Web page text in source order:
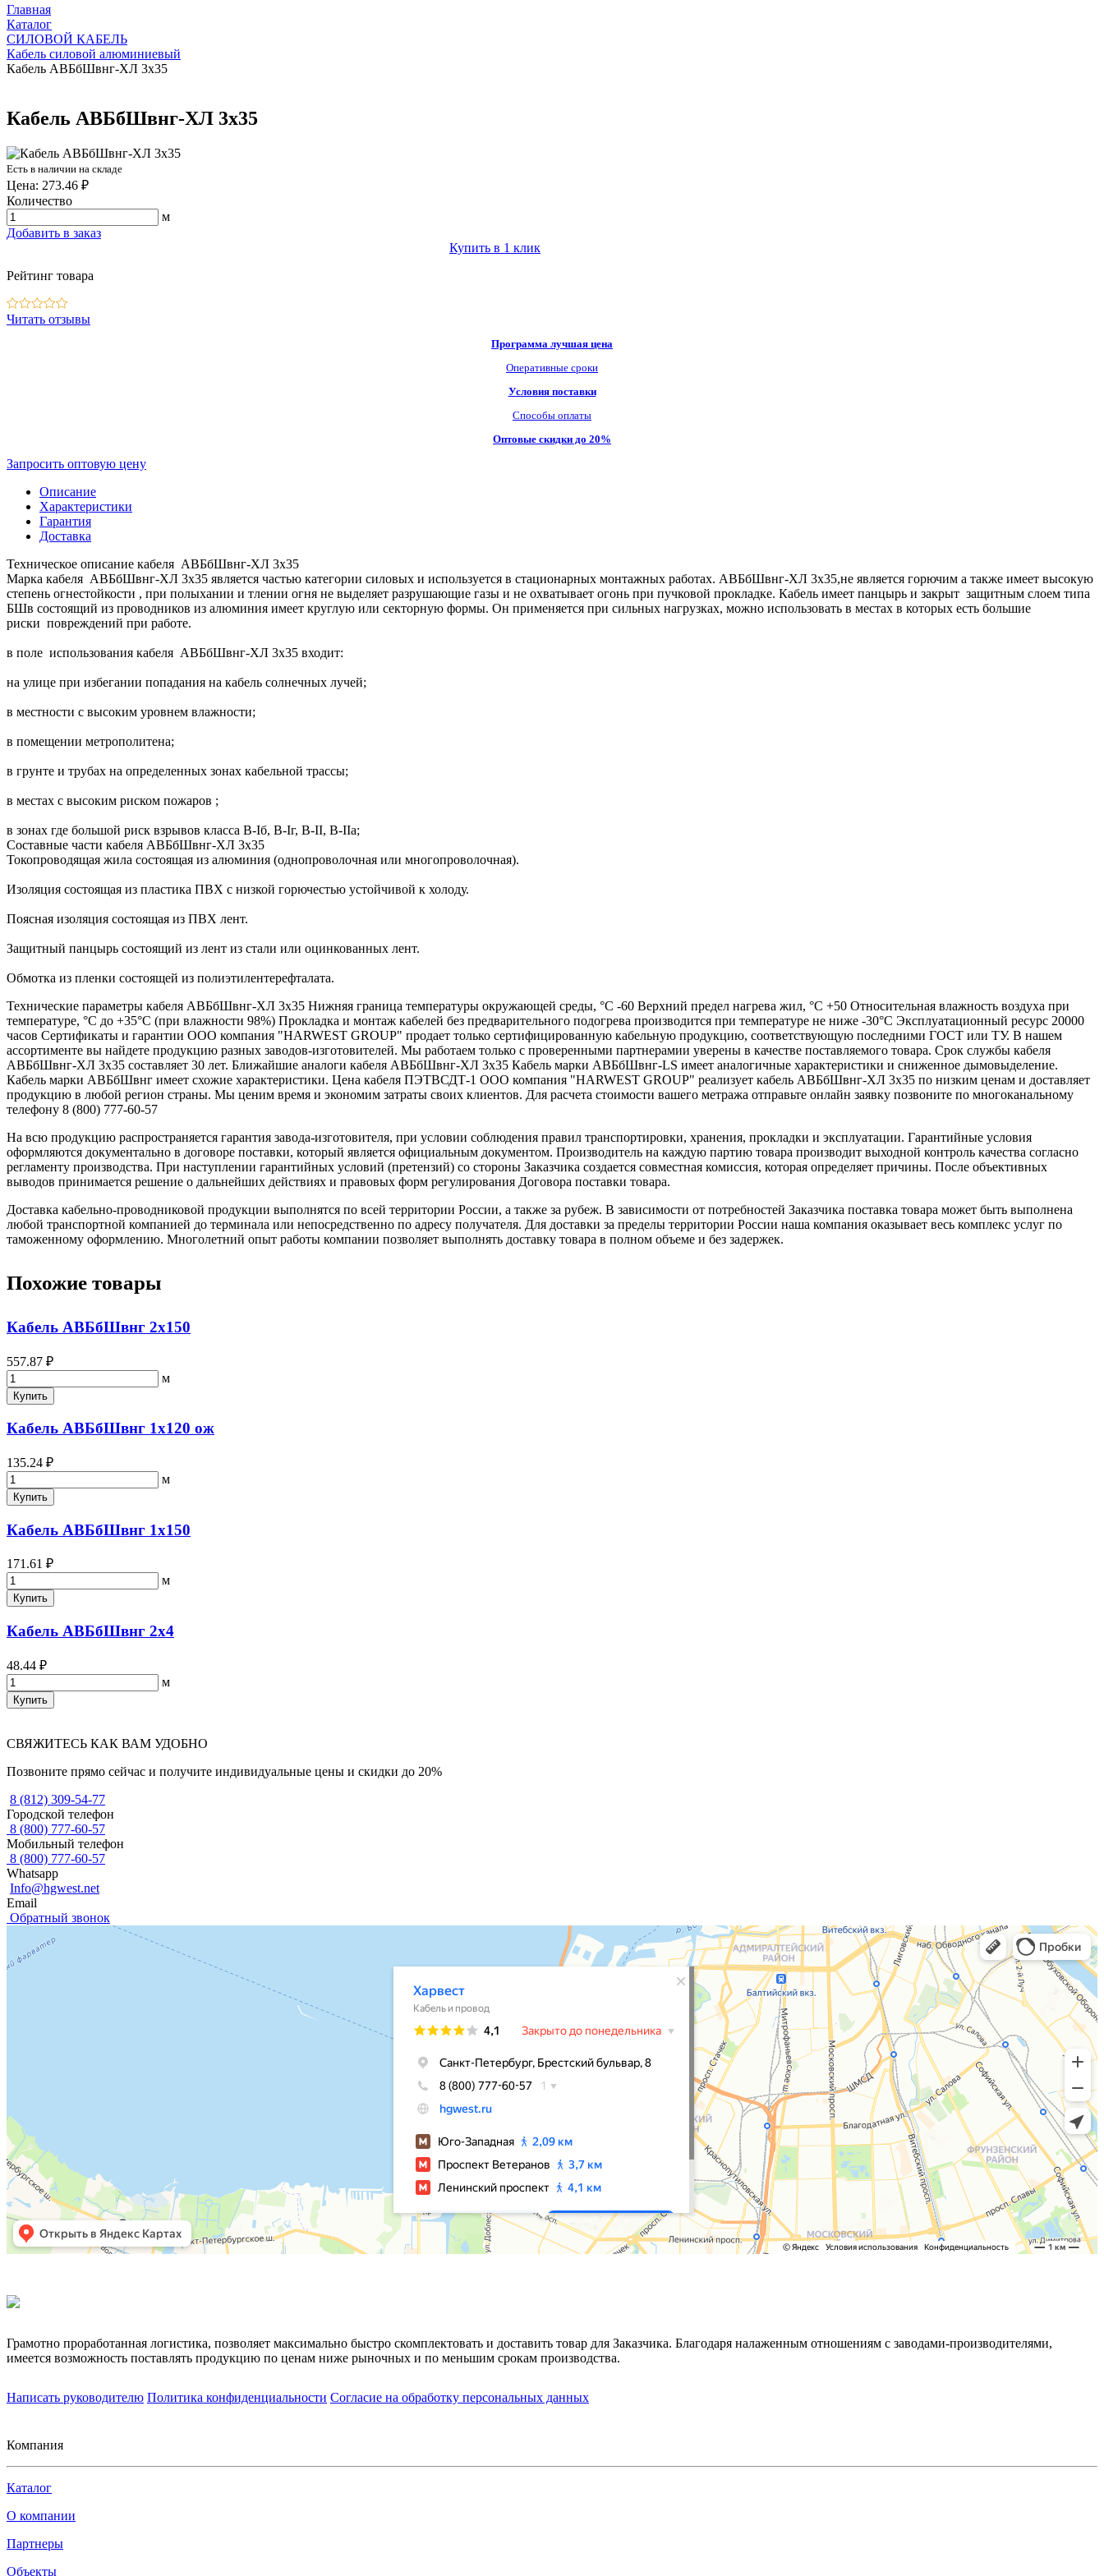
Главная
Каталог
СИЛОВОЙ КАБЕЛЬ
Кабель силовой алюминиевый
Кабель АВБбШвнг-ХЛ 3х35
Кабель АВБбШвнг-ХЛ 3х35
Есть в наличии на складе
Цена: 273.46 ₽
Количество
м
Добавить в заказ
Купить в 1 клик
Рейтинг товара
Читать отзывы
Программа лучшая цена
Оперативные сроки
Условия поставки
Способы оплаты
Оптовые скидки до 20%
Запросить оптовую цену
Описание
Характеристики
Гарантия
Доставка
Техническое описание кабеля АВБбШвнг-ХЛ 3х35
Марка кабеля АВБбШвнг-ХЛ 3х35 является частью категории силовых и используется в стационарных монтажных работах. АВБбШвнг-ХЛ 3х35,не является горючим а также имеет высокую
степень огнестойкости , при полыхании и тлении огня не выделяет разрушающие газы и не охватывает огонь при пучковой прокладке. Кабель имеет панцырь и закрыт защитным слоем типа
БШв состоящий из проводников из алюминия имеет круглую или секторную формы. Он применяется при сильных нагрузках, можно использовать в местах в которых есть большие
риски повреждений при работе.
в поле использования кабеля АВБбШвнг-ХЛ 3х35 входит:
на улице при избегании попадания на кабель солнечных лучей;
в местности с высоким уровнем влажности;
в помещении метрополитена;
в грунте и трубах на определенных зонах кабельной трассы;
в местах с высоким риском пожаров ;
в зонах где большой риск взрывов класса B-Iб, B-Iг, В-II, В-IIа;
Составные части кабеля АВБбШвнг-ХЛ 3х35
Токопроводящая жила состоящая из алюминия (однопроволочная или многопроволочная).
Изоляция состоящая из пластика ПВХ с низкой горючестью устойчивой к холоду.
Поясная изоляция состоящая из ПВХ лент.
Защитный панцырь состоящий из лент из стали или оцинкованных лент.
Обмотка из пленки состоящей из полиэтилентерефталата.
Технические параметры кабеля АВБбШвнг-ХЛ 3х35 Нижняя граница температуры окружающей среды, °С -60 Верхний предел нагрева жил, °С +50 Относительная влажность воздуха при
температуре, °С до +35°С (при влажности 98%) Прокладка и монтаж кабелей без предварительного подогрева производится при температуре не ниже -30°С Эксплуатационный ресурс 20000
часов Сертификаты и гарантии ООО компания "HARWEST GROUP" продает только сертифицированную кабельную продукцию, соответствующую последними ГОСТ или ТУ. В нашем
ассортименте вы найдете продукцию разных заводов-изготовителей. Мы работаем только с проверенными партнерамии уверены в качестве поставляемого товара. Срок службы кабеля
АВБбШвнг-ХЛ 3х35 составляет 30 лет. Ближайшие аналоги кабеля АВБбШвнг-ХЛ 3х35 Кабель марки АВБбШвнг-LS имеет аналогичные характеристики и сниженное дымовыделение.
Кабель марки АВБбШвнг имеет схожие характеристики. Цена кабеля ПЭТВСДТ-1 ООО компания "HARWEST GROUP" реализует кабель АВБбШвнг-ХЛ 3х35 по низким ценам и доставляет
продукцию в любой регион страны. Мы ценим время и экономим затраты своих клиентов. Для расчета стоимости вашего метража отправьте онлайн заявку позвоните по многоканальному
телефону 8 (800) 777-60-57
На всю продукцию распространяется гарантия завода-изготовителя, при условии соблюдения правил транспортировки, хранения, прокладки и эксплуатации. Гарантийные условия
оформляются документально в договоре поставки, который является официальным документом. Производитель на каждую партию товара производит выходной контроль качества согласно
регламенту производства. При наступлении гарантийных условий (претензий) со стороны Заказчика создается совместная комиссия, которая определяет причины. После объективных
выводов принимается решение о дальнейших действиях и правовых форм регулирования Договора поставки товара.
Доставка кабельно-проводниковой продукции выполнятся по всей территории России, а также за рубеж. В зависимости от потребностей Заказчика поставка товара может быть выполнена
любой транспортной компанией до терминала или непосредственно по адресу получателя. Для доставки за пределы территории России наша компания оказывает весь комплекс услуг по
таможенному оформлению. Многолетний опыт работы компании позволяет выполнять доставку товара в полном объеме и без задержек.
Похожие товары
Кабель АВБбШвнг 2х150
557.87 ₽
м
Купить
Кабель АВБбШвнг 1х120 ож
135.24 ₽
м
Купить
Кабель АВБбШвнг 1х150
171.61 ₽
м
Купить
Кабель АВБбШвнг 2х4
48.44 ₽
м
Купить
СВЯЖИТЕСЬ КАК ВАМ УДОБНО
Позвоните прямо сейчас и получите индивидуальные цены и скидки до 20%
8 (812) 309-54-77
Городской телефон
8 (800) 777-60-57
Мобильный телефон
8 (800) 777-60-57
Whatsapp
Info@hgwest.net
Email
Обратный звонок
Грамотно проработанная логистика, позволяет максимально быстро скомплектовать и доставить товар для Заказчика. Благодаря налаженным отношениям с заводами-производителями,
имеется возможность поставлять продукцию по ценам ниже рыночных и по меньшим срокам производства.
Написать руководителю Политика конфиденциальности Согласие на обработку персональных данных
Компания
Каталог
О компании
Партнеры
Объекты